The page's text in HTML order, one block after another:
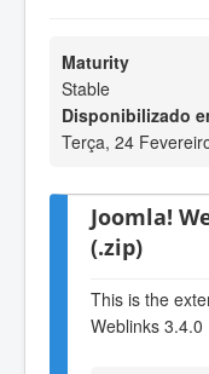
Maturity
Stable
Disponibilizado
Terça, 24
Joomla!
(.zip)
This is the
Weblinks 3.4.0